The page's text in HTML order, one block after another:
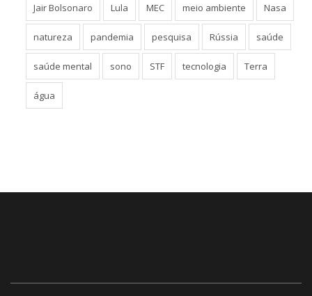
Jair Bolsonaro Lula MEC meio ambiente Nasa
natureza pandemia pesquisa Rússia saúde
saúde mental sono STF tecnologia Terra
água